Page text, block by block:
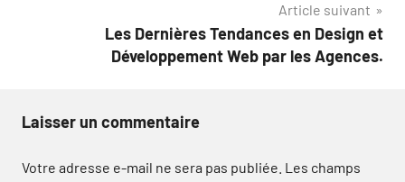
Article suivant
Les Dernières Tendances en Design et
Développement Web par les Agences.
Laisser un commentaire
Votre adresse e-mail ne sera pas publiée. Les champs